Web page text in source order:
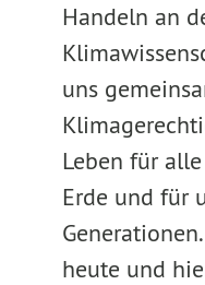
Handeln an
uns
Leben für
Erde und für
heute und